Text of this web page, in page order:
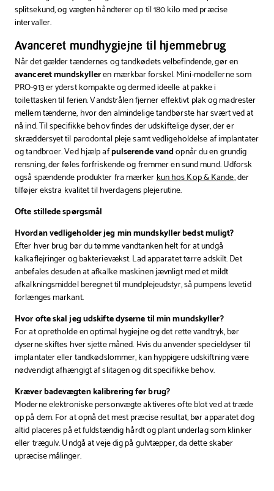
splitsekund, og vægten håndterer op til 180 kilo med præcise
intervaller.
Avanceret mundhygiejne til hjemmebrug
Når det gælder tændernes og tandkødets velbefindende, gør en
avanceret mundskylleren mærkbar forskel. Mini-modellerne som
PRO-913 er yderst kompakte og dermed ideelle at pakke i
toilettasken til ferien. Vandstrålen fjerner effektivt plak og madrester
mellem tænderne, hvor den almindelige tandbørste har svært ved at
nå ind. Til specifikke behov findes der udskiftelige dyser, der er
skræddersyet til parodontal pleje samt vedligeholdelse af implantater
og tandbroer. Ved hjælp afpulserende vandopnår du en grundig
rensning, der føles forfriskende og fremmer en sund mund. Udforsk
også spændende produkter fra mærkerkun hos Kop & Kande, der
tilføjer ekstra kvalitet til hverdagens plejerutine.
Ofte stillede spørgsmål
Hvordan vedligeholder jeg min mundskyller bedst muligt?
Efter hver brug bør du tømme vandtanken helt for at undgå
kalkaflejringer og bakterievækst. Lad apparatet tørre adskilt. Det
anbefales desuden at afkalke maskinen jævnligt med et mildt
afkalkningsmiddel beregnet til mundplejeudstyr, så pumpens levetid
forlænges markant.
Hvor ofte skal jeg udskifte dyserne til min mundskyller?
For at opretholde en optimal hygiejne og det rette vandtryk, bør
dyserne skiftes hver sjette måned. Hvis du anvender specieldyser til
implantater eller tandkødslommer, kan hyppigere udskiftning være
nødvendigt afhængigt af slitagen og dit specifikke behov.
Kræver badevægten kalibrering før brug?
Moderne elektroniske personvægte aktiveres ofte blot ved at træde
op på dem. For at opnå det mest præcise resultat, bør apparatet dog
altid placeres på et fuldstændig hårdt og plant underlag som klinker
eller trægulv. Undgå at veje dig på gulvtæpper, da dette skaber
upræcise målinger.